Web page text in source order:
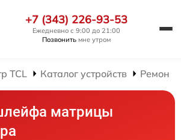
+7 (343) 226-93-53
Ежедневно с 9:00 до 21:00
Позвонить мне утром
TCL Каталог устройств Ремонт
матрицы